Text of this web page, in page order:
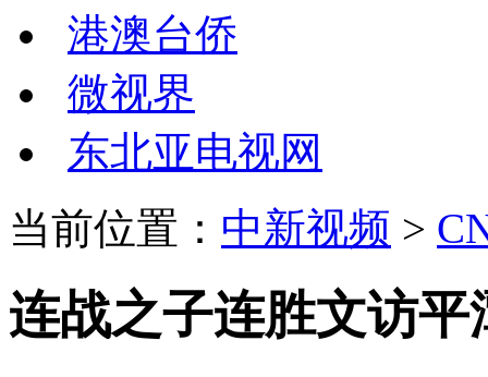
港澳台侨
微视界
东北亚电视网
当前位置： 中新视频 >
连战之子连胜文访